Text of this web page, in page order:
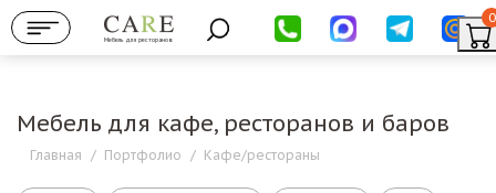
Мебель для ресторанов
0
Мебель для кафе, ресторанов и баров
Главная / Портфолио / Кафе/рестораны